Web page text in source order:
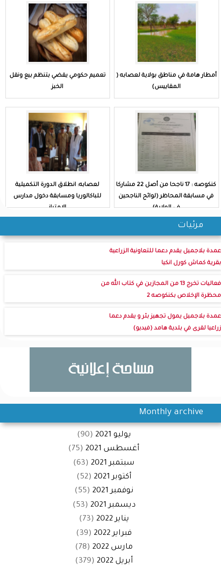
أمطار هامة في مناطق بولاية لعصابه (
المقاييس)
تعميم حكومي يقضي بتنظم بيع ونقل
الخبز
كنكوصه : 17 ناجحا من أصل 22 مشاركا
في مسابقة المحاظر (لوائح الناجحين
في الولاية)
لعصابه: انطلاق الدورة التكميلية
للباكالوريا ومسابقة دخول مدارس
الامتياز
مرئيات
عمدة بلاجميل يقدم دعما للتعاونية الزراعية
بقرية كماش كورل انكيا
فعاليات تخرج 13 من المجازين في كتاب الله من
محظرة الإخلاص بكنكوصه 2
عمدة بلاجميل يمول تجهيز بئر و يقدم دعما
زراعيا لقرى في بلدية هامد (فيديو)
Monthly archive
يوليو 2021
(90)
أغسطس 2021
(75)
سبتمبر 2021
(63)
أكتوبر 2021
(52)
نوفمبر 2021
(55)
ديسمبر 2021
(53)
يناير 2022
(73)
فبراير 2022
(39)
مارس 2022
(78)
أبريل 2022
(379)